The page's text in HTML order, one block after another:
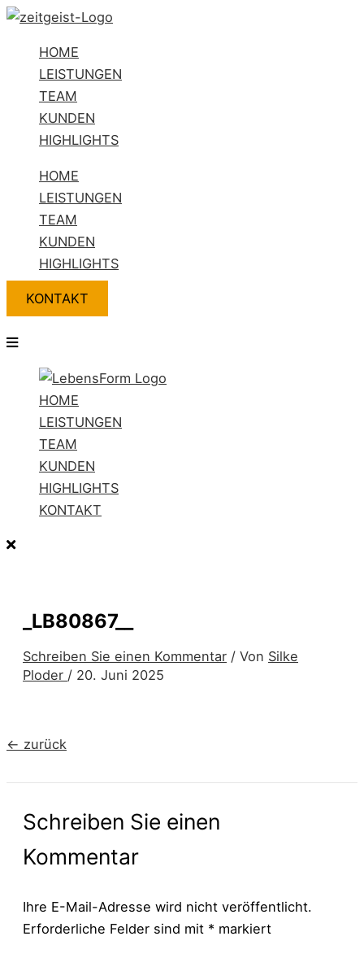
Zum
springen
HOME
LEISTUNGEN
TEAM
KUNDEN
HIGHLIGHTS
HOME
LEISTUNGEN
TEAM
KUNDEN
HIGHLIGHTS
KONTAKT
Flyout
HOME
LEISTUNGEN
TEAM
KUNDEN
HIGHLIGHTS
KONTAKT
_LB80867__
Schreiben Sie einen Kommentar / Von Silke
Ploder / 20. Juni 2025
← zurück
Schreiben Sie einen
Kommentar
Ihre E-Mail-Adresse wird nicht veröffentlicht.
Erforderliche Felder sind mit * markiert
Name*
E-
Adresse*
Website